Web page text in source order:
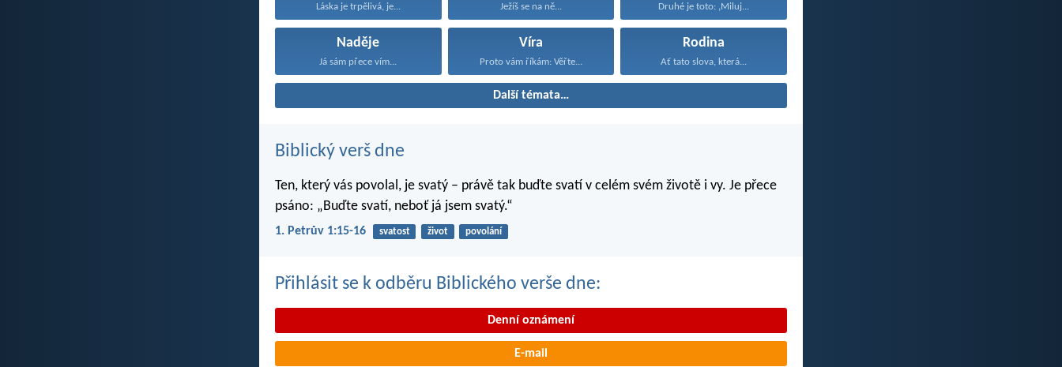
Láska je trpělivá, je... Ježíš se na ně... Druhé je toto: ‚Miluj...
Naděje
Já sám přece vím...
Víra
Proto vám říkám: Věřte...
Rodina
Ať tato slova, která...
Další témata…
Biblický verš dne
Ten, který vás povolal, je svatý – právě tak buďte svatí v celém svém životě i vy. Je přece
psáno: „Buďte svatí, neboť já jsem svatý.“
1. Petrův 1:15-16 svatost život povolání
Přihlásit se k odběru Biblického verše dne:
Denní oznámení
E-mail